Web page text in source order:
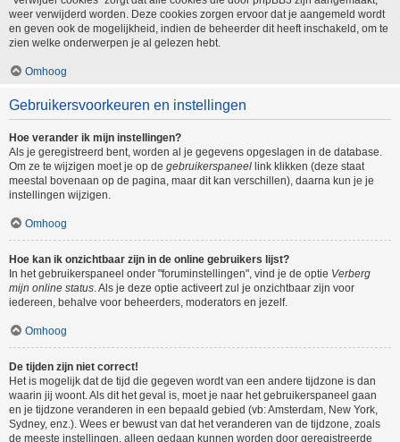
weer verwijderd worden. Deze cookies zorgen ervoor dat je aangemeld wordt
en geven ook de mogelijkheid, indien de beheerder dit heeft inschakeld, om te
zien welke onderwerpen je al gelezen hebt.
Omhoog
Gebruikersvoorkeuren en instellingen
Hoe verander ik mijn instellingen?
Als je geregistreerd bent, worden al je gegevens opgeslagen in de database.
Om ze te wijzigen moet je op de gebruikerspaneel link klikken (deze staat
meestal bovenaan op de pagina, maar dit kan verschillen), daarna kun je je
instellingen wijzigen.
Omhoog
Hoe kan ik onzichtbaar zijn in de online gebruikers lijst?
In het gebruikerspaneel onder "foruminstellingen", vind je de optie Verberg
mijn online status. Als je deze optie activeert zul je onzichtbaar zijn voor
iedereen, behalve voor beheerders, moderators en jezelf.
Omhoog
De tijden zijn niet correct!
Het is mogelijk dat de tijd die gegeven wordt van een andere tijdzone is dan
waarin jij woont. Als dit het geval is, moet je naar het gebruikerspaneel gaan
en je tijdzone veranderen in een bepaald gebied (vb: Amsterdam, New York,
Sydney, enz.). Wees er bewust van dat het veranderen van de tijdzone, zoals
de meeste instellingen, alleen gedaan kunnen worden door geregistreerde